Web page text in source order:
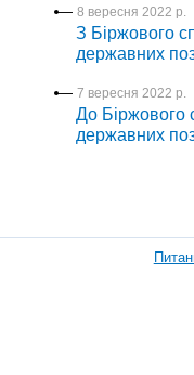
8 вересня 2022 р.
З Біржового
державних
7 вересня 2022 р.
До Біржового
державних